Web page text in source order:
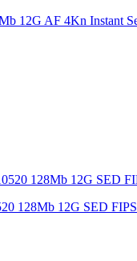
12G AF 4Kn Instant
128Mb 12G SED